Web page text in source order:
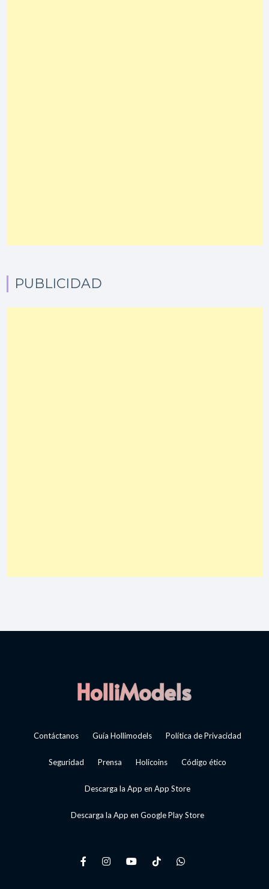
PUBLICIDAD
Contáctanos Guía Hollimodels Política de Privacidad
Seguridad Prensa Holicoins Código ético
Descarga la App en App Store
Descarga la App en Google Play Store